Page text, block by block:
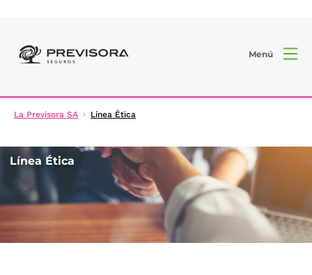
Menú
La Previsora SA Línea Ética
Línea Ética